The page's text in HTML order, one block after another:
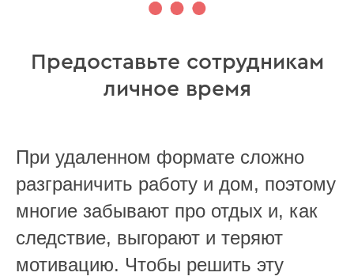
Предоставьте сотрудникам
личное время
При удаленном формате сложно
разграничить работу и дом, поэтому
многие забывают про отдых и, как
следствие, выгорают и теряют
мотивацию. Чтобы решить эту